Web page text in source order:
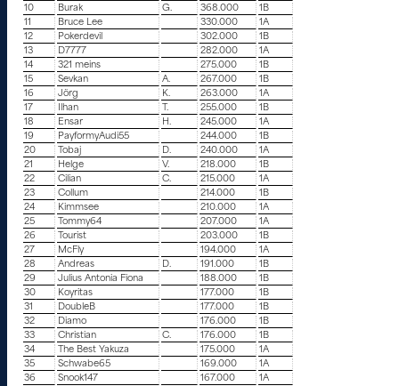
10
Burak G. 368.000
1B
11
Bruce Lee 330.000
1A
12
Pokerdevil 302.000
1B
13
D7777 282.000
1A
14
321 meins 275.000
1B
15
Sevkan A. 267.000
1B
16
Jörg K. 263.000
1A
17
Ilhan T. 255.000
1B
18
Ensar H. 245.000
1A
19
PayformyAudi55 244.000
1B
20
Tobaj D. 240.000
1A
21
Helge V. 218.000
1B
22
Cilian C. 215.000
1A
23
Collum 214.000
1B
24
Kimmsee 210.000
1A
25
Tommy64 207.000
1A
26
Tourist 203.000
1B
27
McFly 194.000
1A
28
Andreas D. 191.000
1B
29
Julius Antonia Fiona 188.000
1B
30
Koyritas 177.000
1B
31
DoubleB 177.000
1B
32
Diamo 176.000
1B
33
Christian C. 176.000
1B
34
The Best Yakuza 175.000
1A
35
Schwabe65 169.000
1A
36
Snook147 167.000
1A